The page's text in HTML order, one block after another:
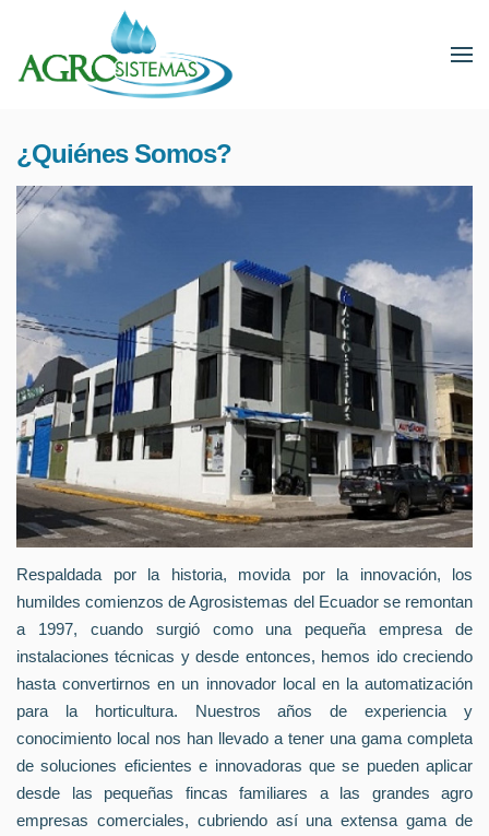
¿Quiénes Somos?
Respaldada por la historia, movida por la innovación, los
humildes comienzos de Agrosistemas del Ecuador se remontan
a 1997, cuando surgió como una pequeña empresa de
instalaciones técnicas y desde entonces, hemos ido creciendo
hasta convertirnos en un innovador local en la automatización
para la horticultura. Nuestros años de experiencia y
conocimiento local nos han llevado a tener una gama completa
de soluciones eficientes e innovadoras que se pueden aplicar
desde las pequeñas fincas familiares a las grandes agro
empresas comerciales, cubriendo así una extensa gama de